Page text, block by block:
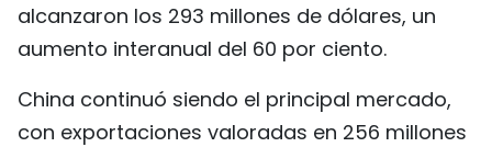
alcanzaron los 293 millones de dólares, un
aumento interanual del 60 por ciento.
China continuó siendo el principal mercado,
con exportaciones valoradas en 256 millones